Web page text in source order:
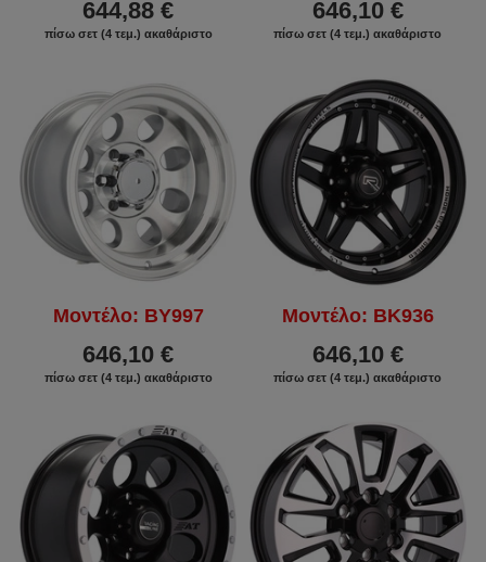
644,88 €
πίσω σετ (4 τεμ.) ακαθάριστο
646,10 €
πίσω σετ (4 τεμ.) ακαθάριστο
Μοντέλο: BY997
646,10 €
πίσω σετ (4 τεμ.) ακαθάριστο
Μοντέλο: BK936
646,10 €
πίσω σετ (4 τεμ.) ακαθάριστο